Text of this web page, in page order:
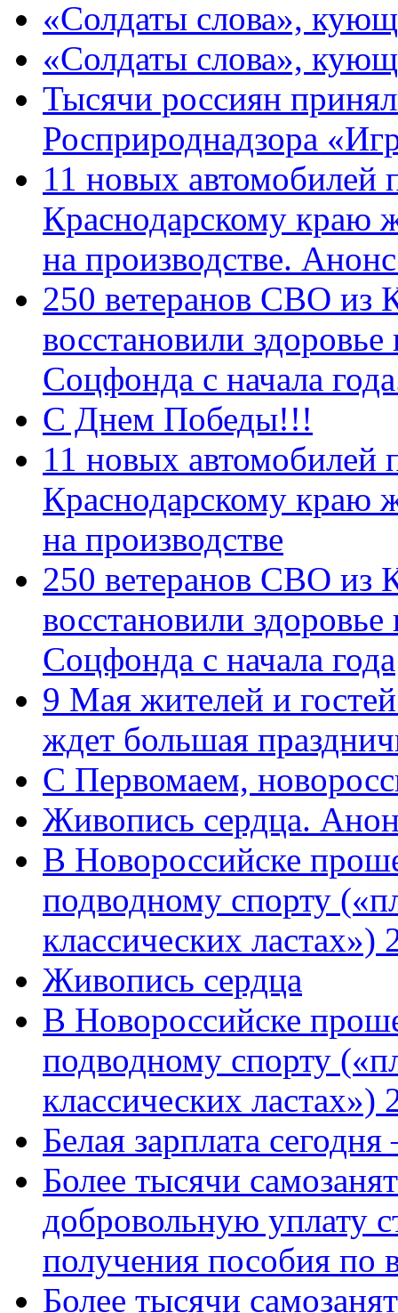
«Солдаты слова»,
«Солдаты слова»,
Тысячи россиян
Росприроднадзора
11 новых автомобилей
Краснодарскому краю
на производстве.
250 ветеранов СВО из
восстановили
Соцфонда с начала
С Днем Победы!!!
11 новых автомобилей
Краснодарскому краю
на производстве
250 ветеранов СВО из
восстановили
Соцфонда с начала года
9 Мая жителей и
ждет большая
C Первомаем,
Живопись сердца.
В Новороссийске
подводному спорту
классических
Живопись сердца
В Новороссийске
подводному спорту
классических ластах»)
Белая зарплата
Более тысячи
добровольную уплату
получения пособия по
Более тысячи